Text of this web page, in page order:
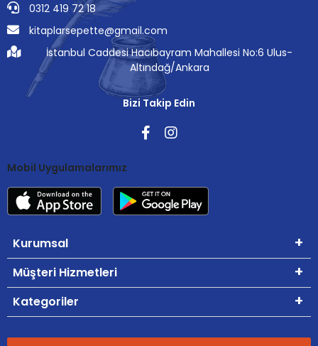
0312 419 72 18
kitaplarsepette@gmail.com
İstanbul Caddesi Hacıbayram Mahallesi No:6 Ulus-
Altındağ/Ankara
Bizi Takip Edin
Mobil Uygulamalarımız
Kurumsal
Müşteri Hizmetleri
Kategoriler